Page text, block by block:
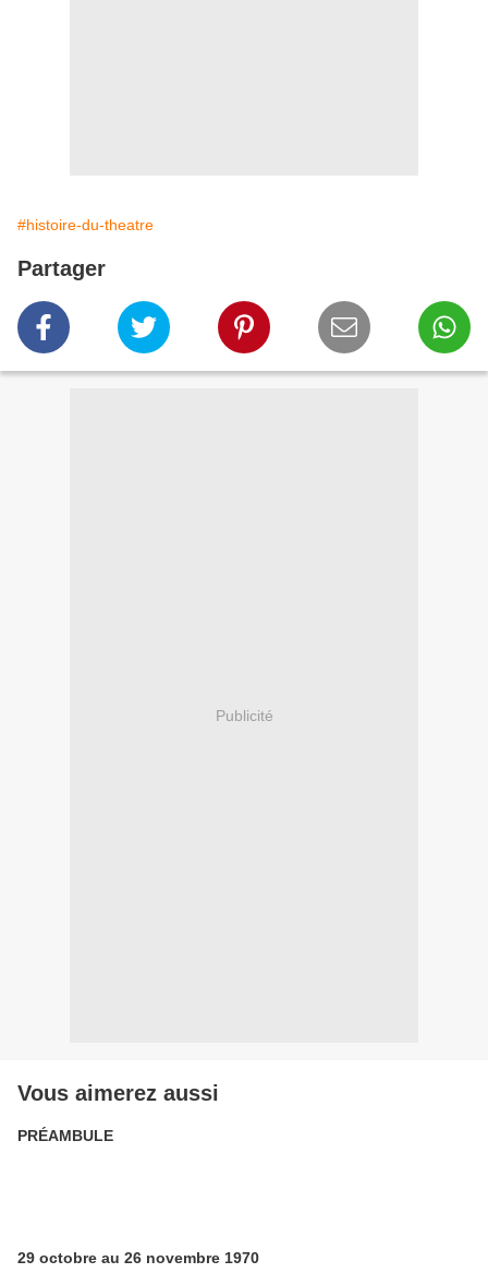
#histoire-du-theatre
Partager
Publicité
Vous aimerez aussi
PRÉAMBULE
29 octobre au 26 novembre 1970